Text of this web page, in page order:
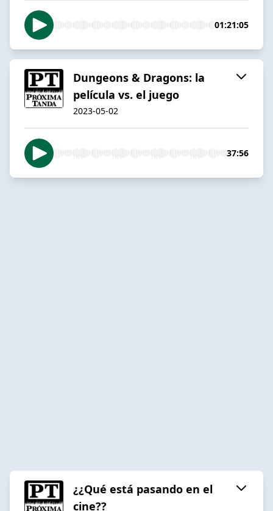
01:21:05
Dungeons & Dragons: la
película vs. el juego
2023-05-02
37:56
¿¿Qué está pasando en el
cine??